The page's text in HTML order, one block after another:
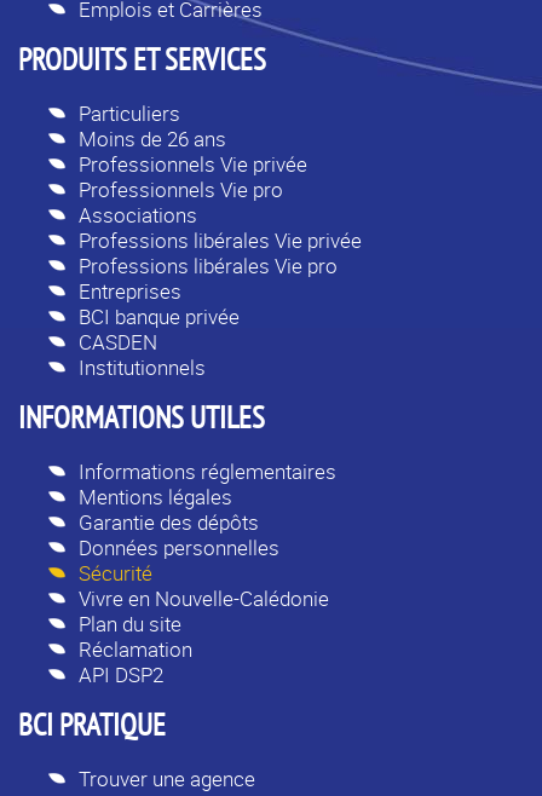
Emplois et Carrières
PRODUITS ET SERVICES
Particuliers
Moins de 26 ans
Professionnels Vie privée
Professionnels Vie pro
Associations
Professions libérales Vie privée
Professions libérales Vie pro
Entreprises
BCI banque privée
CASDEN
Institutionnels
INFORMATIONS UTILES
Informations réglementaires
Mentions légales
Garantie des dépôts
Données personnelles
Sécurité
Vivre en Nouvelle-Calédonie
Plan du site
Réclamation
API DSP2
BCI PRATIQUE
Trouver une agence